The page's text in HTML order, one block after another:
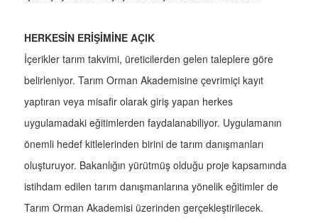
HERKESİN ERİŞİMİNE AÇIK
İçerikler tarım takvimi, üreticilerden gelen taleplere göre
belirleniyor. Tarım Orman Akademisine çevrimiçi kayıt
yaptıran veya misafir olarak giriş yapan herkes
uygulamadaki eğitimlerden faydalanabiliyor. Uygulamanın
önemli hedef kitlelerinden birini de tarım danışmanları
oluşturuyor. Bakanlığın yürütmüş olduğu proje kapsamında
istihdam edilen tarım danışmanlarına yönelik eğitimler de
Tarım Orman Akademisi üzerinden gerçekleştirilecek.